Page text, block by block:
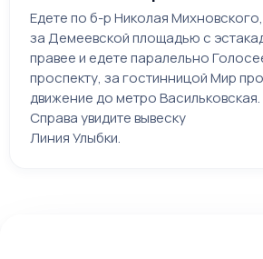
Едете по б-р Николая Михновского,
за Демеевской площадью с
правее и едете паралельно
проспекту, за гостинницой Мир
движение до метро Васильковская.
Справа увидите вывеску
Линия Улыбки.